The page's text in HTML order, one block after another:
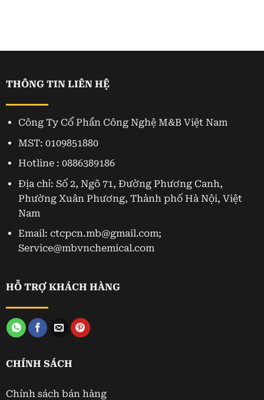
THÔNG TIN LIÊN HỆ
Công Ty Cổ Phần Công Nghệ M&B Việt Nam
MST: 0109851880
Hotline : 0886389186
Địa chỉ: Số 2, Ngõ 71, Đường Phương Canh,
Phường Xuân Phương, Thành phố Hà Nội, Việt
Nam
Email: ctcpcn.mb@gmail.com;
Service@mbvnchemical.com
HỖ TRỢ KHÁCH HÀNG
CHÍNH SÁCH
Chính sách bán hàng